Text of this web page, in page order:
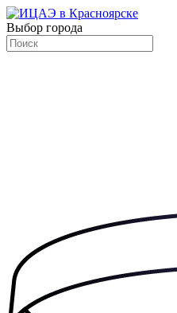
Выбор города